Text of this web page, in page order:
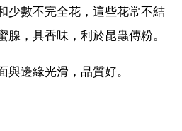
少數不完全花，這些花常不結
，具香味，利於昆蟲傳粉。
邊緣光滑，品質好。